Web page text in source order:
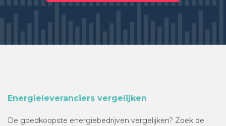
Energieleveranciers vergelijken
De goedkoopste energiebedrijven vergelijken? Zoek de